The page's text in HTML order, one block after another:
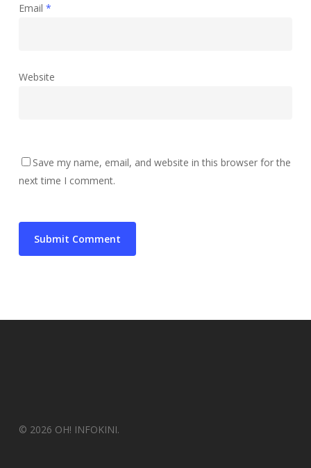
Email *
Website
Save my name, email, and website in this browser for the
next time I comment.
© 2026 OH! INFOKINI.